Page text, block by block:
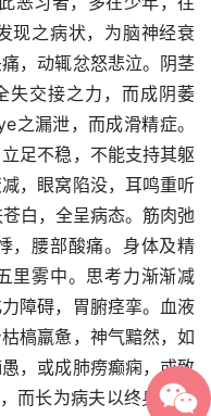
现之病状，为脑神经衰
，动辄忿怒悲泣。阴茎
失交接之力，而成阴萎
之漏泄，而成滑精症。
足不稳，不能支持其躯
，眼窝陷没，耳鸣重听
白，全呈病态。筋肉弛
，腰部酸痛。身体及精
里雾中。思考力渐渐减
障碍，胃腑痉挛。血液
槁羸惫，神气黯然，如
，或成肺痨癫痫，或致
而长为病夫以终身焉。